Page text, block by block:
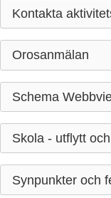
Kontakta
Orosanmälan
Schema
Skola - utflytt
Synpunkter och